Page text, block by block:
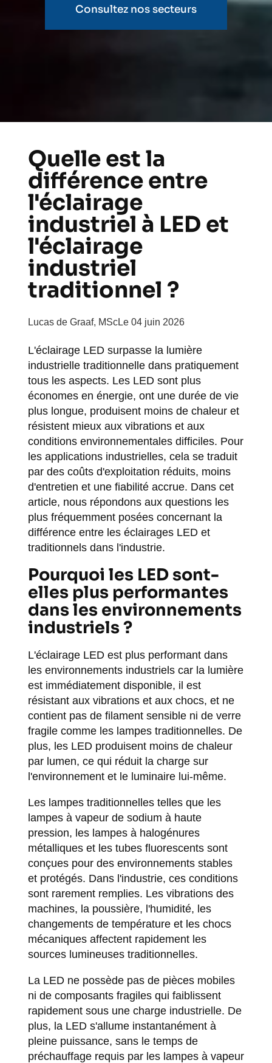
Consultez nos secteurs
Quelle est la
différence entre
l'éclairage
industriel à LED et
l'éclairage
industriel
traditionnel ?
Lucas de Graaf, MScLe 04 juin 2026
L'éclairage LED surpasse la lumière
industrielle traditionnelle dans pratiquement
tous les aspects. Les LED sont plus
économes en énergie, ont une durée de vie
plus longue, produisent moins de chaleur et
résistent mieux aux vibrations et aux
conditions environnementales difficiles. Pour
les applications industrielles, cela se traduit
par des coûts d'exploitation réduits, moins
d'entretien et une fiabilité accrue. Dans cet
article, nous répondons aux questions les
plus fréquemment posées concernant la
différence entre les éclairages LED et
traditionnels dans l'industrie.
Pourquoi les LED sont-
elles plus performantes
dans les environnements
industriels ?
L'éclairage LED est plus performant dans
les environnements industriels car la lumière
est immédiatement disponible, il est
résistant aux vibrations et aux chocs, et ne
contient pas de filament sensible ni de verre
fragile comme les lampes traditionnelles. De
plus, les LED produisent moins de chaleur
par lumen, ce qui réduit la charge sur
l'environnement et le luminaire lui-même.
Les lampes traditionnelles telles que les
lampes à vapeur de sodium à haute
pression, les lampes à halogénures
métalliques et les tubes fluorescents sont
conçues pour des environnements stables
et protégés. Dans l'industrie, ces conditions
sont rarement remplies. Les vibrations des
machines, la poussière, l'humidité, les
changements de température et les chocs
mécaniques affectent rapidement les
sources lumineuses traditionnelles.
La LED ne possède pas de pièces mobiles
ni de composants fragiles qui faiblissent
rapidement sous une charge industrielle. De
plus, la LED s'allume instantanément à
pleine puissance, sans le temps de
préchauffage requis par les lampes à vapeur